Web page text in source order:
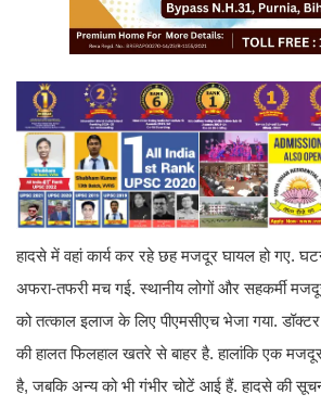
हादसे में वहां कार्य कर रहे छह मजदूर घायल हो गए.
अफरा-तफरी मच गई. स्थानीय लोगों और सहकर्मी
को तत्काल इलाज के लिए पीएमसीएच भेजा गया.
की हालत फिलहाल खतरे से बाहर है. हालांकि एक
है, जबकि अन्य को भी गंभीर चोटें आई हैं. हादसे की